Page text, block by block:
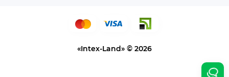
«Intex-Land» © 2026